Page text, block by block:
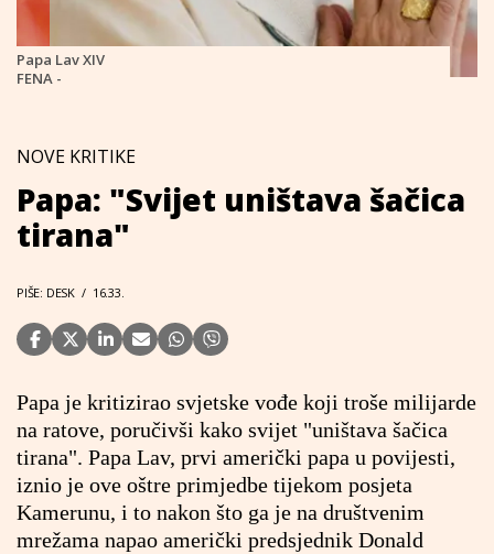
Papa Lav XIV
FENA -
NOVE KRITIKE
Papa: "Svijet uništava šačica
tirana"
PIŠE: DESK / 16.33.
Papa je kritizirao svjetske vođe koji troše milijarde
na ratove, poručivši kako svijet "uništava šačica
tirana". Papa Lav, prvi američki papa u povijesti,
iznio je ove oštre primjedbe tijekom posjeta
Kamerunu, i to nakon što ga je na društvenim
mrežama napao američki predsjednik Donald